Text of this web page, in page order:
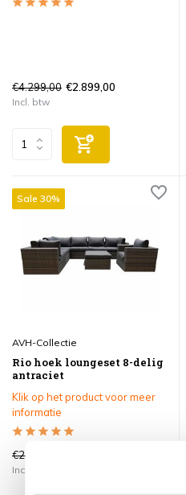
€4.299,00 €2.899,00
Incl. btw
Sale 30%
AVH-Collectie
Rio hoek loungeset 8-delig
antraciet
Klik op het product voor meer
informatie
€2.649,00
Incl. btw